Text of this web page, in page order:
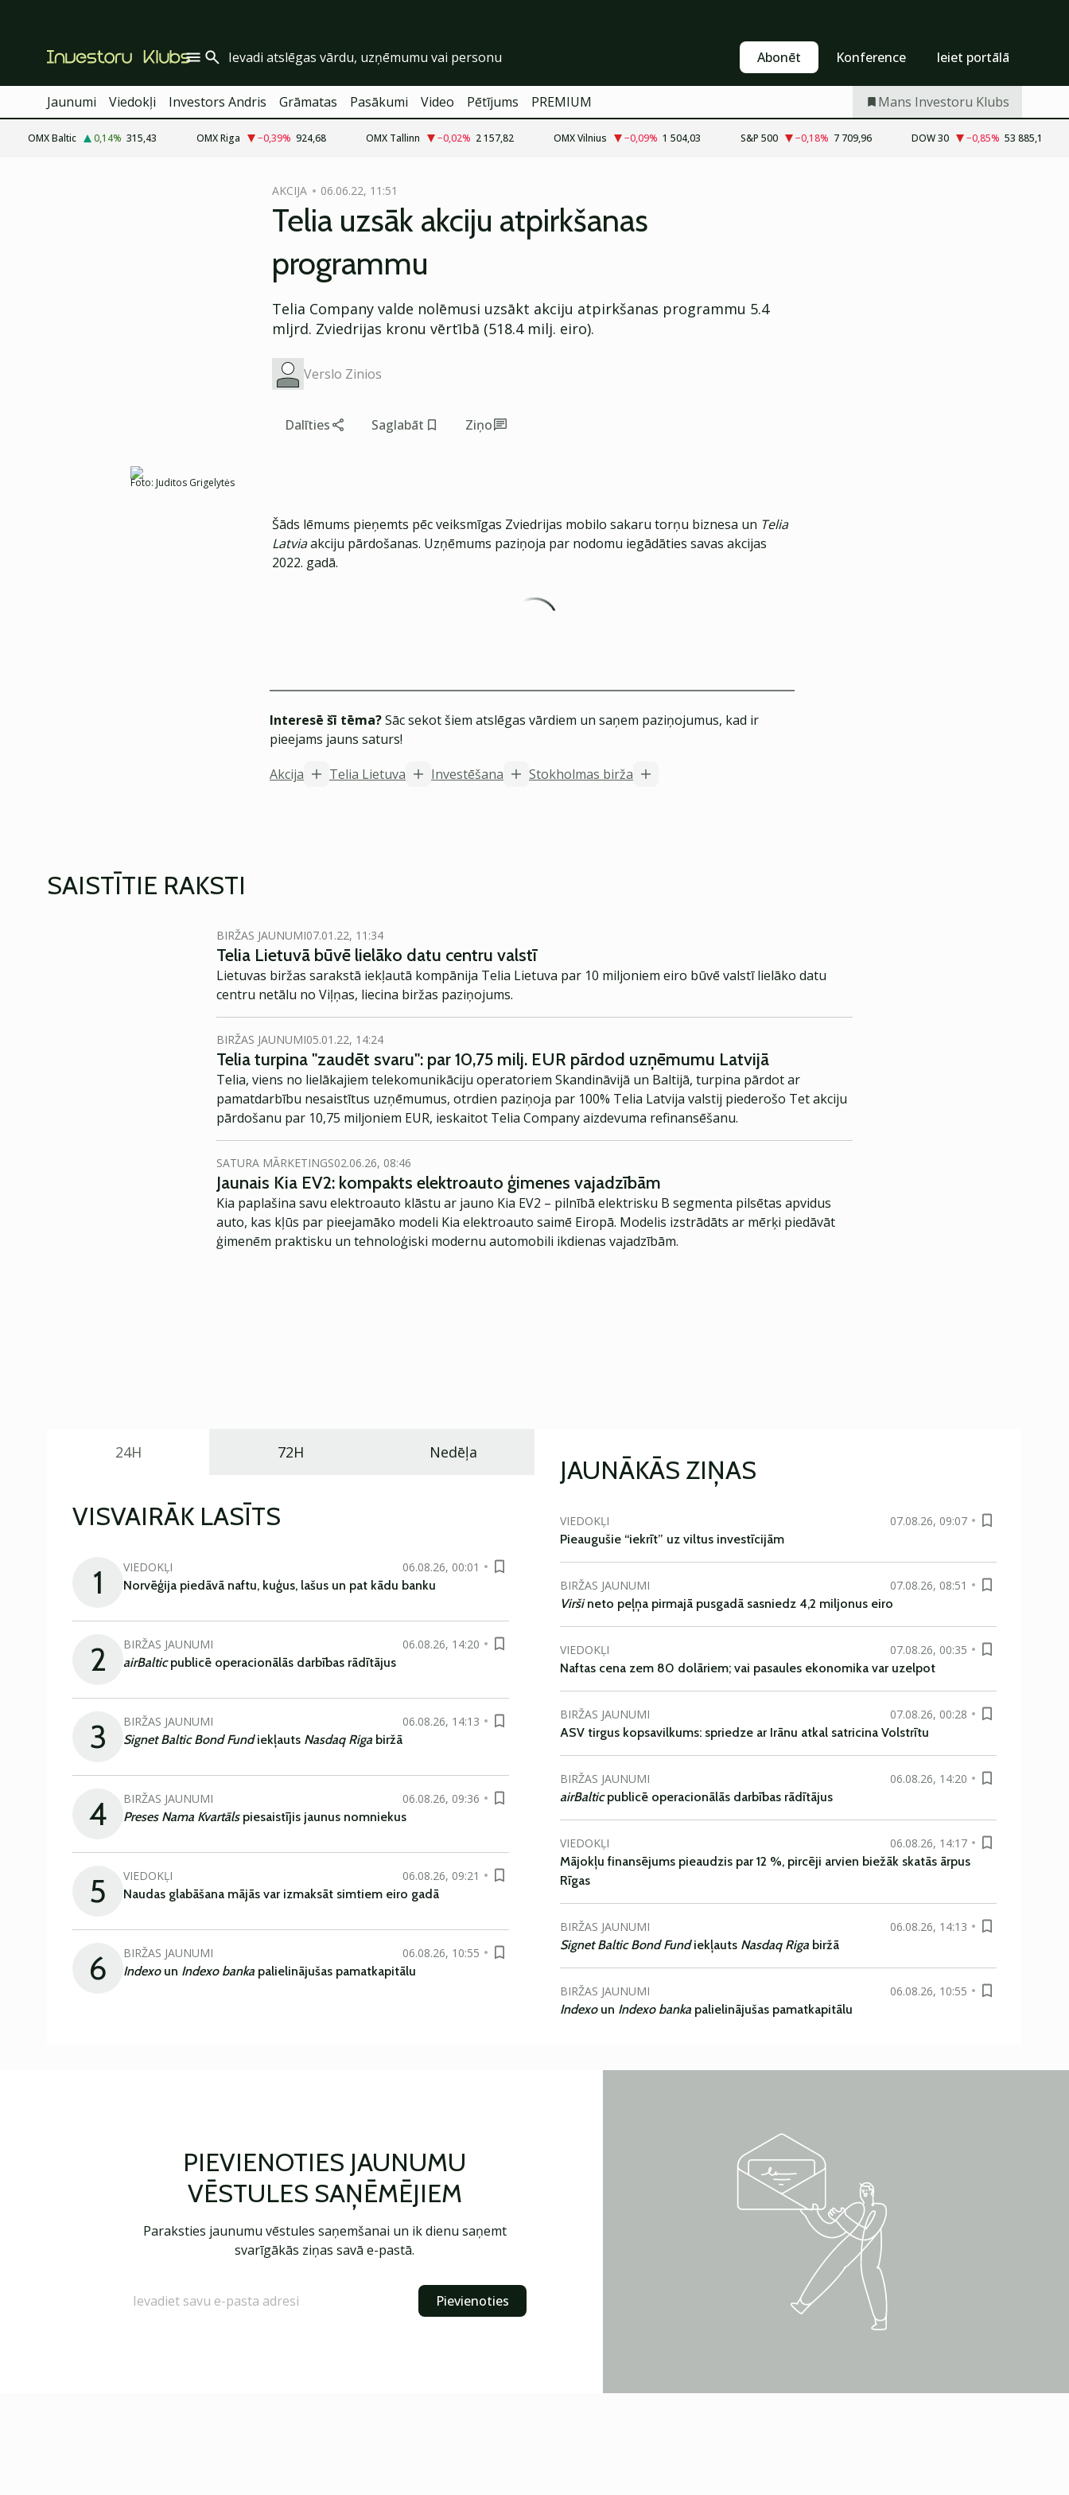
Abonēt Konference Ieiet portālā
Jaunumi Viedokļi Investors Andris Grāmatas Pasākumi Video Pētījums PREMIUM Mans Investoru Klubs
OMX Baltic 0,14% 315,43 OMX Riga −0,39% 924,68 OMX Tallinn −0,02% 2 157,82 OMX Vilnius −0,09% 1 504,03 S&P 500 −0,18% 7 709,96 DOW 30 −0,85% 53 885,1
AKCIJA 06.06.22, 11:51
Telia uzsāk akciju atpirkšanas
programmu
Telia Company valde nolēmusi uzsākt akciju atpirkšanas programmu 5.4
mljrd. Zviedrijas kronu vērtībā (518.4 milj. eiro).
Verslo Zinios
Dalīties Saglabāt Ziņo
Foto: Juditos Grigelytės
Šāds lēmums pieņemts pēc veiksmīgas Zviedrijas mobilo sakaru torņu biznesa un Telia
Latviaakciju pārdošanas. Uzņēmums paziņoja par nodomu iegādāties savas akcijas
2022. gadā.
Interesē šī tēma?Sāc sekot šiem atslēgas vārdiem un saņem paziņojumus, kad ir
pieejams jauns saturs!
Akcija
Telia Lietuva Investēšana Stokholmas birža
SAISTĪTIE RAKSTI
BIRŽAS JAUNUMI07.01.22, 11:34
Telia Lietuvā būvē lielāko datu centru valstī
Lietuvas biržas sarakstā iekļautā kompānija Telia Lietuva par 10 miljoniem eiro būvē valstī lielāko datu
centru netālu no Viļņas, liecina biržas paziņojums.
BIRŽAS JAUNUMI05.01.22, 14:24
Telia turpina "zaudēt svaru": par 10,75 milj. EUR pārdod uzņēmumu Latvijā
Telia, viens no lielākajiem telekomunikāciju operatoriem Skandināvijā un Baltijā, turpina pārdot ar
pamatdarbību nesaistītus uzņēmumus, otrdien paziņoja par 100% Telia Latvija valstij piederošo Tet akciju
pārdošanu par 10,75 miljoniem EUR, ieskaitot Telia Company aizdevuma refinansēšanu.
SATURA MĀRKETINGS02.06.26, 08:46
Jaunais Kia EV2: kompakts elektroauto ģimenes vajadzībām
Kia paplašina savu elektroauto klāstu ar jauno Kia EV2 – pilnībā elektrisku B segmenta pilsētas apvidus
auto, kas kļūs par pieejamāko modeli Kia elektroauto saimē Eiropā. Modelis izstrādāts ar mērķi piedāvāt
ģimenēm praktisku un tehnoloģiski modernu automobili ikdienas vajadzībām.
24H 72H Nedēļa
VISVAIRĀK LASĪTS
1 VIEDOKĻI
06.08.26, 00:01
Norvēģija piedāvā naftu, kuģus, lašus un pat kādu banku
2 BIRŽAS JAUNUMI
06.08.26, 14:20
airBalticpublicē operacionālās darbības rādītājus
3 BIRŽAS JAUNUMI
06.08.26, 14:13
Signet Baltic Bond Fundiekļauts Nasdaq Riga biržā
4 BIRŽAS JAUNUMI
06.08.26, 09:36
Preses Nama Kvartāls piesaistījis jaunus nomniekus
5 VIEDOKĻI
06.08.26, 09:21
Naudas glabāšana mājās var izmaksāt simtiem eiro gadā
6 BIRŽAS JAUNUMI
06.08.26, 10:55
Indexoun Indexo banka palielinājušas pamatkapitālu
JAUNĀKĀS ZIŅAS
VIEDOKĻI
07.08.26, 09:07
Pieaugušie “iekrīt” uz viltus investīcijām
BIRŽAS JAUNUMI
07.08.26, 08:51
Viršineto peļņa pirmajā pusgadā sasniedz 4,2 miljonus eiro
VIEDOKĻI
07.08.26, 00:35
Naftas cena zem 80 dolāriem; vai pasaules ekonomika var uzelpot
BIRŽAS JAUNUMI
07.08.26, 00:28
ASV tirgus kopsavilkums: spriedze ar Irānu atkal satricina Volstrītu
BIRŽAS JAUNUMI
06.08.26, 14:20
airBalticpublicē operacionālās darbības rādītājus
VIEDOKĻI
06.08.26, 14:17
Mājokļu finansējums pieaudzis par 12 %, pircēji arvien biežāk skatās ārpus
Rīgas
BIRŽAS JAUNUMI
06.08.26, 14:13
Signet Baltic Bond Fundiekļauts Nasdaq Riga biržā
BIRŽAS JAUNUMI
06.08.26, 10:55
Indexoun Indexo banka palielinājušas pamatkapitālu
PIEVIENOTIES JAUNUMU
VĒSTULES SAŅĒMĒJIEM
Paraksties jaunumu vēstules saņemšanai un ik dienu saņemt
svarīgākās ziņas savā e-pastā.
Pievienoties